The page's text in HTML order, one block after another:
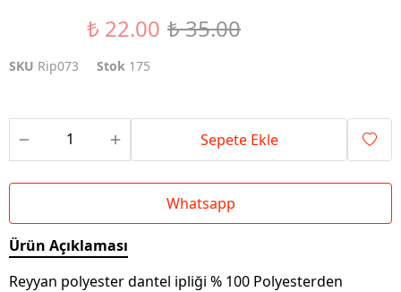
₺ 22.00 ₺ 35.00
SKU Rip073 Stok 175
Sepete Ekle
Whatsapp
Ürün Açıklaması
Reyyan polyester dantel ipliği % 100 Polyesterden